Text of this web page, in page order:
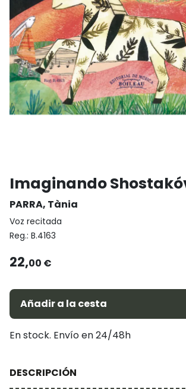
Imaginando
PARRA, Tània
Voz recitada
Reg.: B.4163
22,00 €
Añadir a la cesta
En stock. Envío en 24/48h
DESCRIPCIÓN